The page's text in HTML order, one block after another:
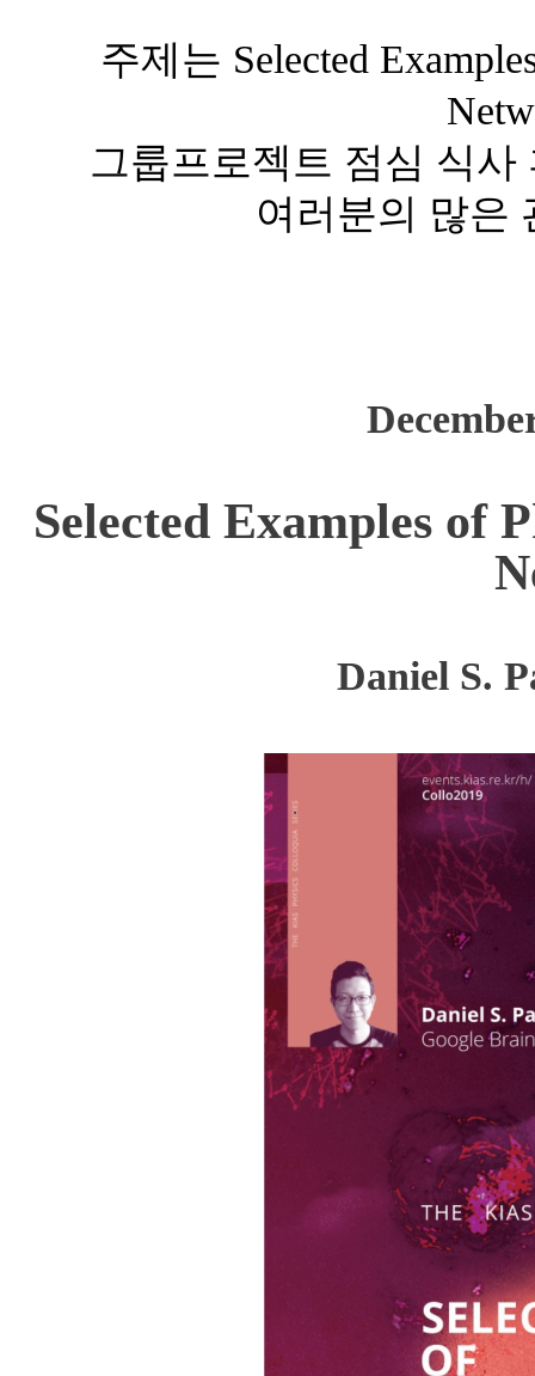
주제는 Selected
그룹프로젝트 점심 식
여러분의 많은
Selected Examples of
Daniel S.